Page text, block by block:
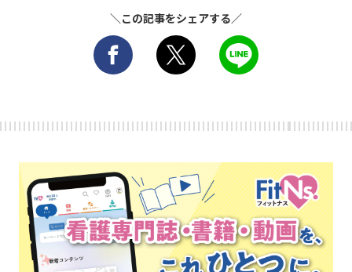
＼この記事をシェアする／